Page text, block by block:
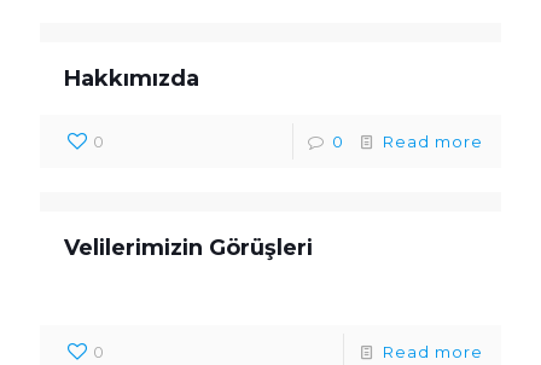
Hakkımızda
0 0 Read more
Velilerimizin Görüşleri
0 Read more